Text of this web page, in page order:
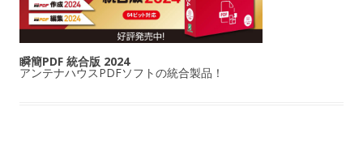
瞬簡PDF 統合版 2024
アンテナハウスPDFソフトの統合製品！